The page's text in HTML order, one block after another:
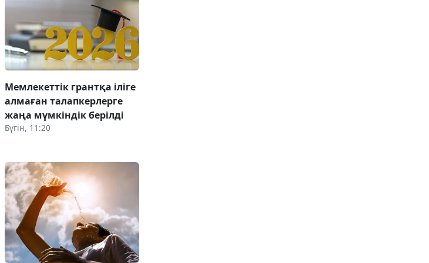
Мемлекеттік грантқа іліге
алмаған талапкерлерге
жаңа мүмкіндік берілді
Бүгін, 11:20